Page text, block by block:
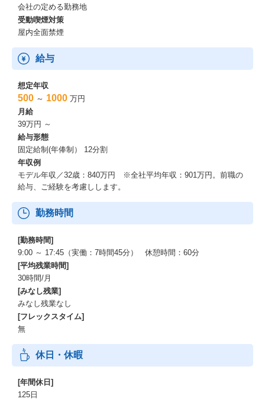
会社の定める勤務地
受動喫煙対策
屋内全面禁煙
給与
想定年収
500 ～ 1000 万円
月給
39万円 ～
給与形態
固定給制(年俸制） 12分割
年収例
モデル年収／32歳：840万円 ※全社平均年収：901万円。前職の
給与、ご経験を考慮しします。
勤務時間
[勤務時間]
9:00 ～ 17:45（実働：7時間45分） 休憩時間：60分
[平均残業時間]
30時間/月
[みなし残業]
みなし残業なし
[フレックスタイム]
無
休日・休暇
[年間休日]
125日